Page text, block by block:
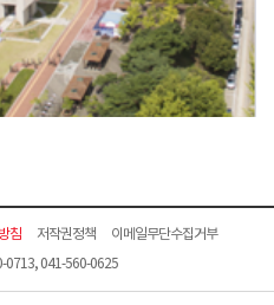
침 저작권정책
이메일무단수집거부
0713, 041-560-0625